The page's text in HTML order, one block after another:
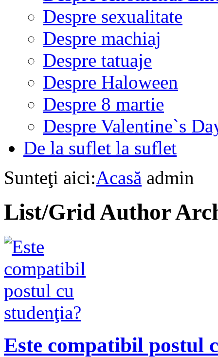
Despre sexualitate
Despre machiaj
Despre tatuaje
Despre Haloween
Despre 8 martie
Despre Valentine`s
De la suflet la suflet
Sunteţi aici:Acasă admin
List/GridAuthor
Este compatibil postul